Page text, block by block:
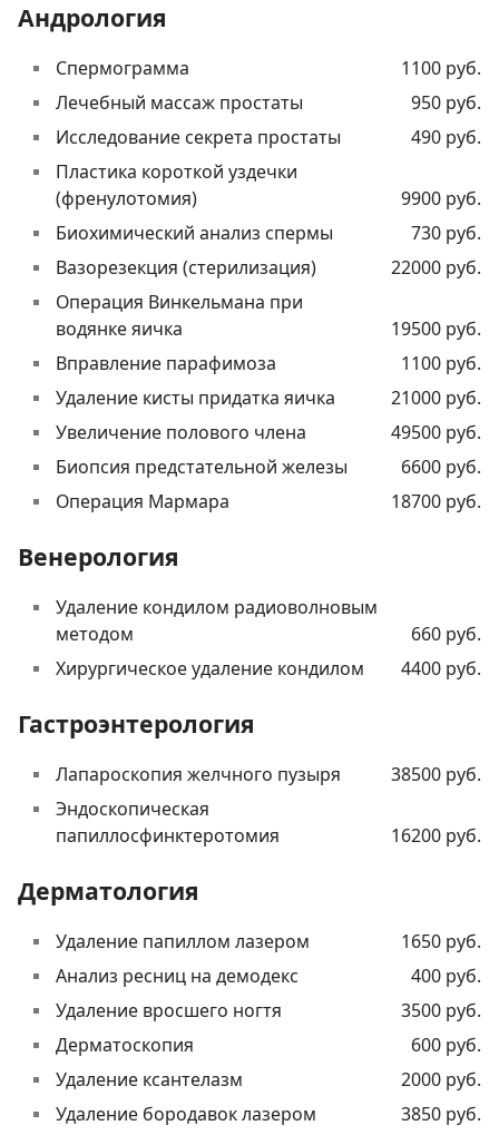
Андрология
Спермограмма
1100 руб.
Лечебный массаж простаты
950 руб.
Исследование секрета простаты
490 руб.
Пластика короткой уздечки
(френулотомия)
9900 руб.
Биохимический анализ спермы
730 руб.
Вазорезекция (стерилизация)
22000 руб.
Операция Винкельмана при
водянке яичка
19500 руб.
Вправление парафимоза
1100 руб.
Удаление кисты придатка яичка
21000 руб.
Увеличение полового члена
49500 руб.
Биопсия предстательной железы
6600 руб.
Операция Мармара
18700 руб.
Венерология
Удаление кондилом радиоволновым
методом
660 руб.
Хирургическое удаление кондилом
4400 руб.
Гастроэнтерология
Лапароскопия желчного пузыря
38500 руб.
Эндоскопическая
папиллосфинктеротомия
16200 руб.
Дерматология
Удаление папиллом лазером
1650 руб.
Анализ ресниц на демодекс
400 руб.
Удаление вросшего ногтя
3500 руб.
Дерматоскопия
600 руб.
Удаление ксантелазм
2000 руб.
Удаление бородавок лазером
3850 руб.